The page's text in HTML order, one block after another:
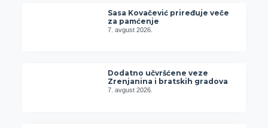
Sasa Kovačević priređuje veče
za pamćenje
7. avgust 2026.
Dodatno učvršćene veze
Zrenjanina i bratskih gradova
7. avgust 2026.